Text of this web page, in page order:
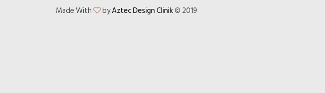
Made With byAztec Design Clinik© 2019